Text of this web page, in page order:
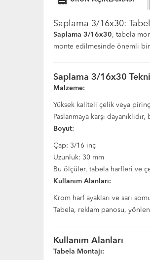
Saplama 3/16x30:
Saplama 3/16x30, tabela
monte edilmesinde önemli bir
Saplama 3/16x30
Malzeme:
Yüksek kaliteli çelik veya
Paslanmaya karşı
Boyut:
Çap: 3/16 inç
Uzunluk: 30 mm
Bu ölçüler, tabela harfleri ve
Kullanım Alanları:
Krom harf ayakları ve sarı
Tabela, reklam panosu,
Kullanım Alanları
Tabela Montajı: